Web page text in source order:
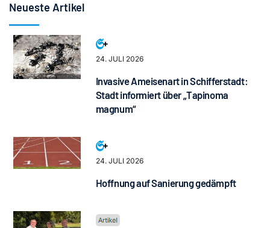
Neueste Artikel
24. JULI 2026
Invasive Ameisenart in Schifferstadt:
Stadt informiert über „Tapinoma
magnum“
24. JULI 2026
Hoffnung auf Sanierung gedämpft